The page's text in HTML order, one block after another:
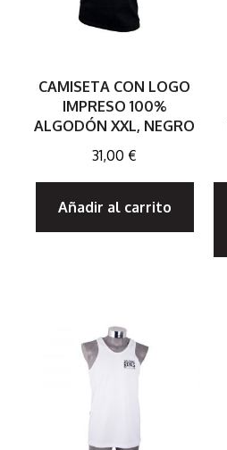
CAMISETA CON LOGO
IMPRESO 100%
ALGODÓN XXL, NEGRO
31,00 €
Añadir al carrito